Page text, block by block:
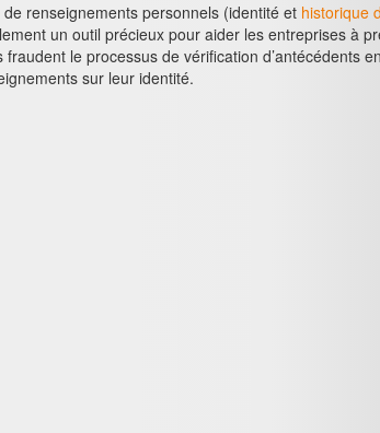
renseignements personnels (identité et historique
un outil précieux pour aider les entreprises à
le processus de vérification d’antécédents en
sur leur identité.